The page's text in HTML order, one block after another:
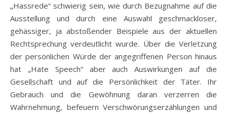
„Hassrede“ schwierig sein, wie durch Bezugnahme auf die
Ausstellung und durch eine Auswahl geschmackloser,
gehässiger, ja abstoßender Beispiele aus der aktuellen
Rechtsprechung verdeutlicht wurde. Über die Verletzung
der persönlichen Würde der angegriffenen Person hinaus
hat „Hate Speech“ aber auch Auswirkungen auf die
Gesellschaft und auf die Persönlichkeit der Täter. Ihr
Gebrauch und die Gewöhnung daran verzerren die
Wahrnehmung, befeuern Verschwörungserzählungen und